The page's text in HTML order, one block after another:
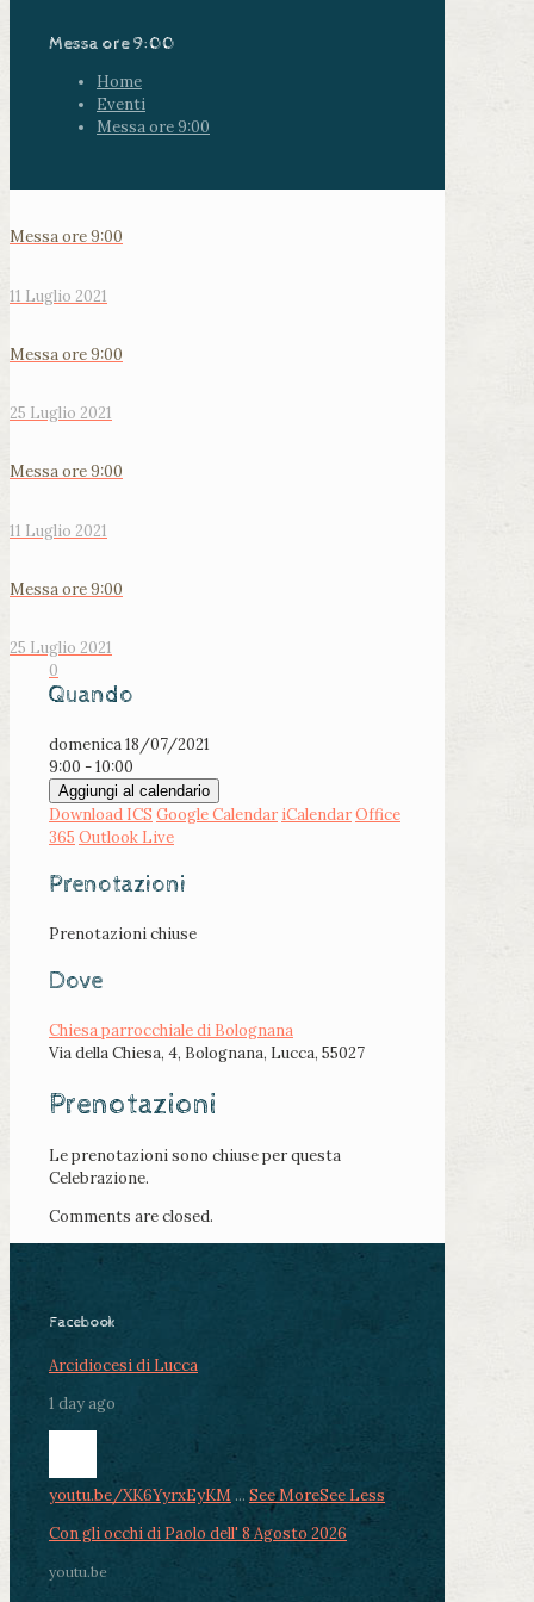
Messa ore 9:00
Home
Eventi
Messa ore 9:00
Messa ore 9:00
11 Luglio 2021
Messa ore 9:00
25 Luglio 2021
Messa ore 9:00
11 Luglio 2021
Messa ore 9:00
25 Luglio 2021
0
Quando
domenica 18/07/2021
9:00 - 10:00
Aggiungi al calendario
Download ICS Google Calendar iCalendarOffice
365 Outlook Live
Prenotazioni
Prenotazioni chiuse
Dove
Chiesa parrocchiale di Bolognana
Via della Chiesa, 4, Bolognana, Lucca, 55027
Prenotazioni
Le prenotazioni sono chiuse per questa
Celebrazione.
Comments are closed.
Facebook
Arcidiocesi di Lucca
1 day ago
youtu.be/XK6YyrxEyKM ... See MoreSee Less
Con gli occhi di Paolo dell' 8 Agosto 2026
youtu.be